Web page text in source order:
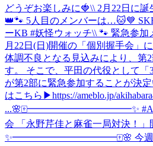
どうぞお楽しみに🍓\\ 2月22日に
👑🐾 5人目のメンバーは…🐱💙
ーKB #妖怪ウォッチ\\ 🐾 緊急参加
月22日(日)開催の「個別握手会」
体調不良となる見込みにより、第
す。 そこで、平田の代役として「
が第2部に緊急参加することが決定
はこちら▶https://ameblo.jp/
...🌸🀄️━━━━━━━━━━━✨
会 「永野芹佳と麻雀一局対決！」
✨━━━━━━━━━━━🀄️🌸 今週末